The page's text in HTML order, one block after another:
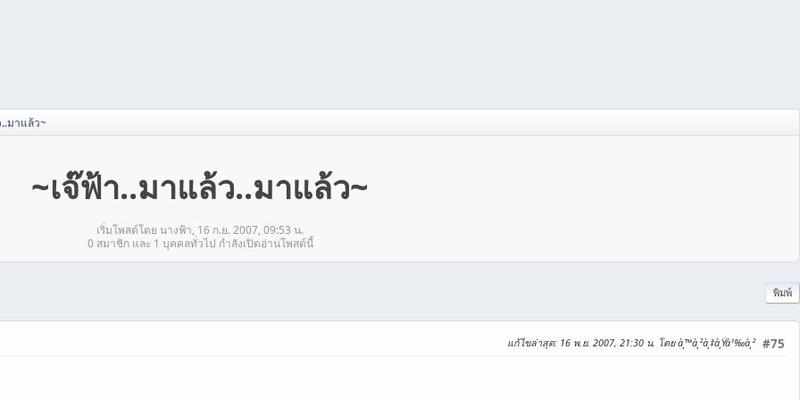
มาแล้ว~
~เจ๊ฟ้า..มาแล้ว..มาแล้ว~
เริ่มโพสต์โดย นางฟ้า, 16 ก.ย. 2007, 09:53 น.
0 สมาชิก และ 1 บุคคลทั่วไป กำลังเปิดอ่านโพสต์นี้
พิมพ์
#75
แก้ไขล่าสุด: 16 พ.ย. 2007, 21:30 น. โดย à¸™à¸²à¸‡à¸Ÿà¹‰à¸²